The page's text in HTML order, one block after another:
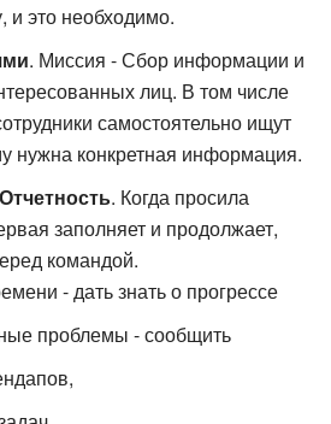
и это необходимо.
. Миссия - Сбор информации и
лиц. В том числе
самостоятельно ищут
нужна конкретная информация.
. Когда просила
заполняет и продолжает,
командой.
- дать знать о прогрессе
проблемы - сообщить